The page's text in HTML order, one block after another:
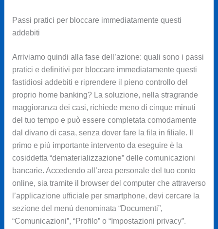
Passi pratici per bloccare immediatamente questi
addebiti
Arriviamo quindi alla fase dell’azione: quali sono i passi
pratici e definitivi per bloccare immediatamente questi
fastidiosi addebiti e riprendere il pieno controllo del
proprio home banking? La soluzione, nella stragrande
maggioranza dei casi, richiede meno di cinque minuti
del tuo tempo e può essere completata comodamente
dal divano di casa, senza dover fare la fila in filiale. Il
primo e più importante intervento da eseguire è la
cosiddetta “dematerializzazione” delle comunicazioni
bancarie. Accedendo all’area personale del tuo conto
online, sia tramite il browser del computer che attraverso
l’applicazione ufficiale per smartphone, devi cercare la
sezione del menù denominata “Documenti”,
“Comunicazioni”, “Profilo” o “Impostazioni privacy”.